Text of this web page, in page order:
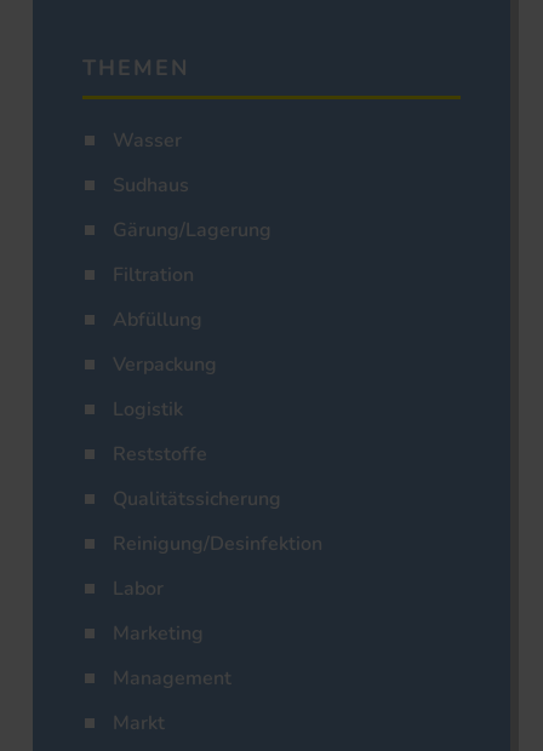
THEMEN
Wasser
Sudhaus
Gärung/Lagerung
Filtration
Abfüllung
Verpackung
Logistik
Reststoffe
Qualitätssicherung
Reinigung/Desinfektion
Labor
Marketing
Management
Markt